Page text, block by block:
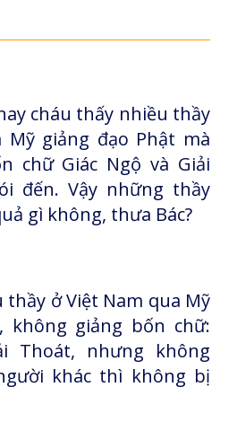
cháu thấy nhiều thầy
Mỹ giảng đạo Phật mà
chữ Giác Ngộ và Giải
đến. Vậy những thầy
gì không, thưa Bác?
thầy ở Việt Nam qua Mỹ
không giảng bốn chữ:
Thoát, nhưng không
khác thì không bị